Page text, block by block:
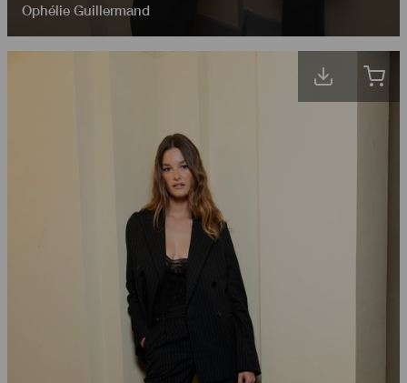
Ophélie Guillermand